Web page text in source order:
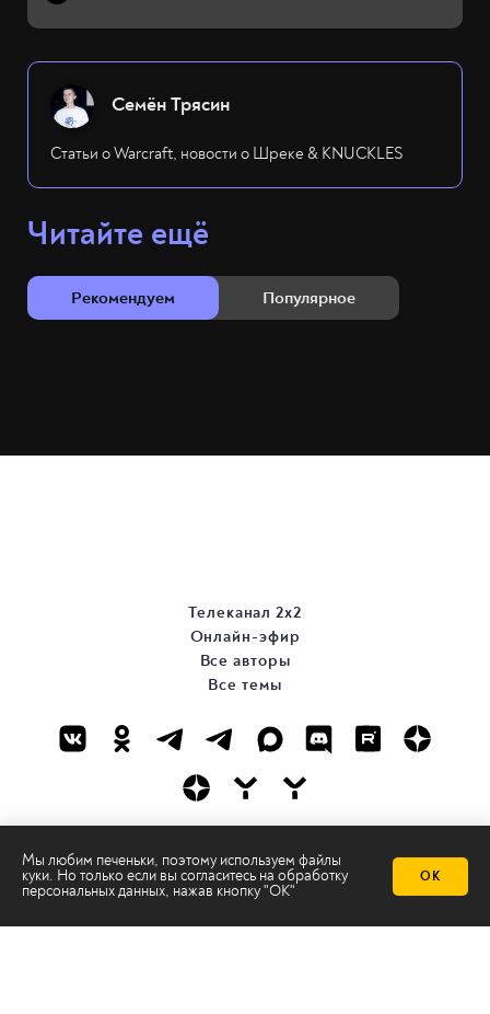
Семён Трясин
Статьи о Warcraft, новости о Шреке & KNUCKLES
Читайте ещё
Рекомендуем Популярное
Мы любим печеньки, поэтому используем файлы
куки. Но только если вы согласитесь на обработку
персональных данных, нажав кнопку "ОК"
ОК
Телеканал 2х2
Онлайн-эфир
Все авторы
Все темы
Правовая информация